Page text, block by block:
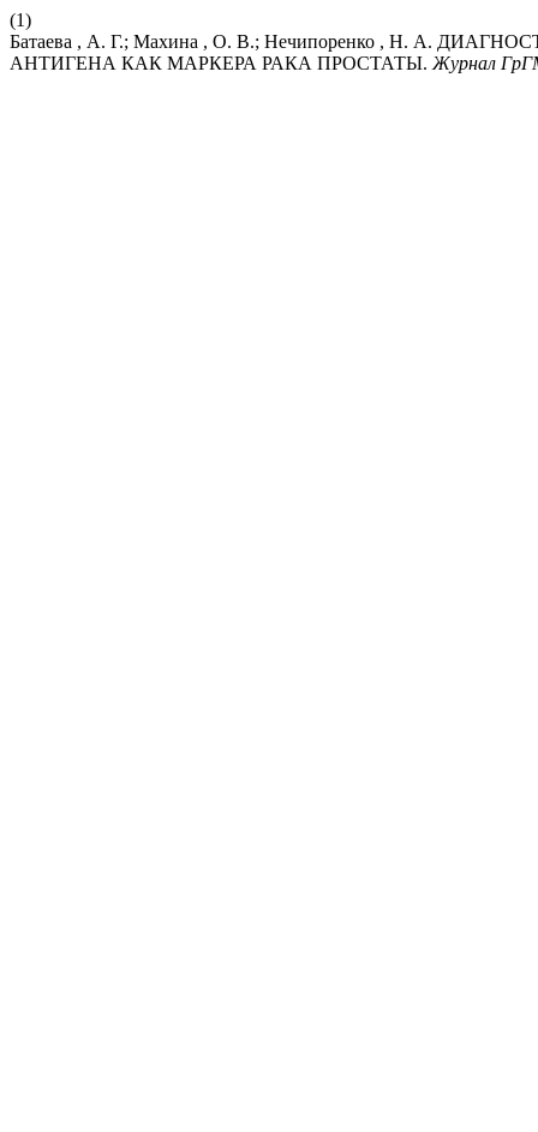
(1)
Батаева , А. Г.; Махина , О. В.; Нечипоренко , Н. А.
АНТИГЕНА КАК МАРКЕРА РАКА ПРОСТАТЫ. Журнал